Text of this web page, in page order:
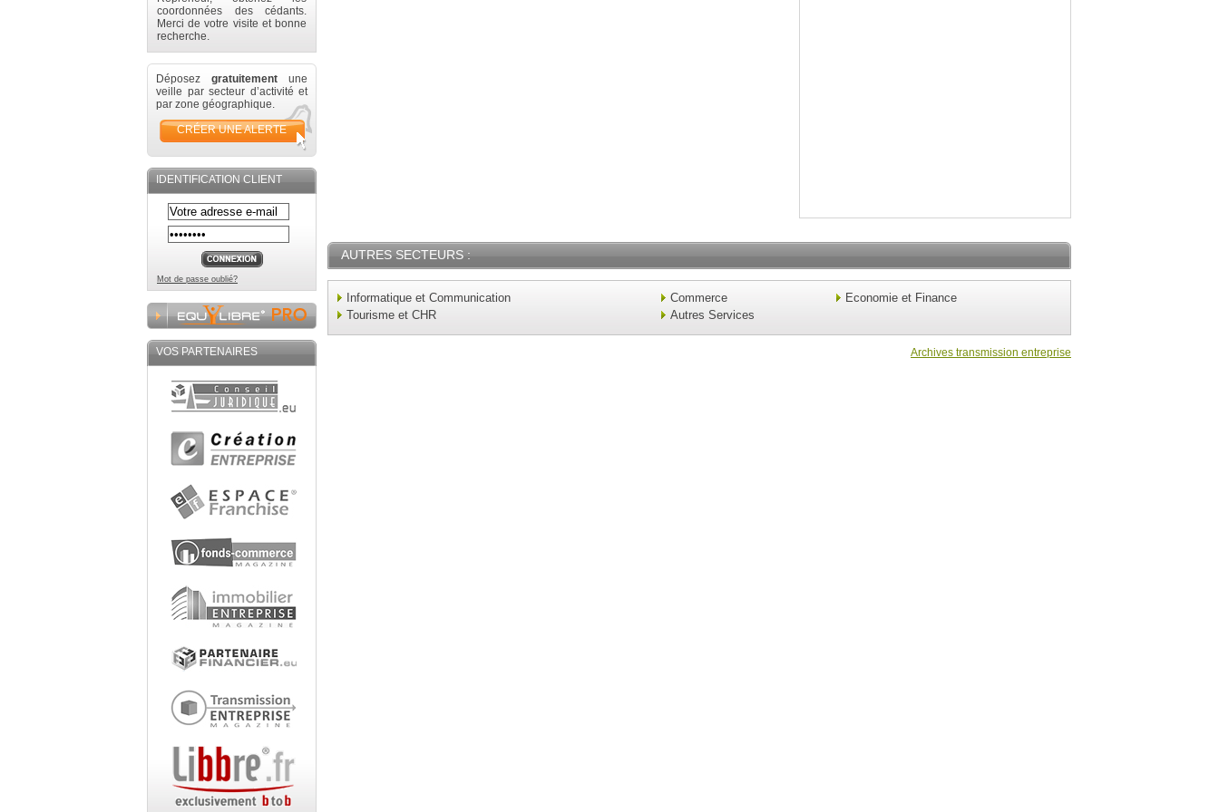
coordonnées des cédants.
Merci de votre visite et bonne
recherche.
Déposez gratuitement une
veille par secteur d’activité et
par zone géographique.
CRÉER UNE ALERTE
IDENTIFICATION CLIENT
Mot de passe oublié?
VOS PARTENAIRES
AUTRES SECTEURS :
Informatique et Communication
Tourisme et CHR
Commerce
Autres Services
Economie et Finance
Archives transmission entreprise